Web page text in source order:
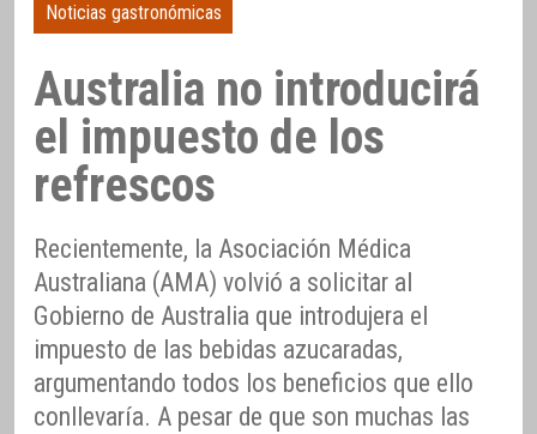
Noticias gastronómicas
Australia no introducirá
el impuesto de los
refrescos
Recientemente, la Asociación Médica
Australiana (AMA) volvió a solicitar al
Gobierno de Australia que introdujera el
impuesto de las bebidas azucaradas,
argumentando todos los beneficios que ello
conllevaría. A pesar de que son muchas las